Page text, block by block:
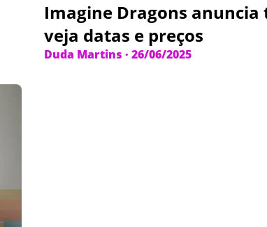
Imagine Dragons anuncia
veja datas e preços
Duda Martins · 26/06/2025